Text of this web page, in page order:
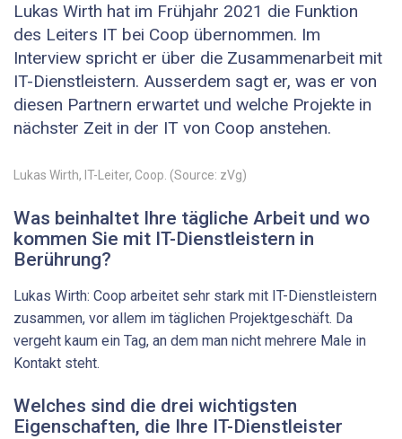
​Lukas Wirth hat im Frühjahr 2021 die Funktion
des Leiters IT bei Coop übernommen. Im
Interview spricht er über die ­Zusammenarbeit mit
IT-Dienstleistern. Ausserdem sagt er, was er von
diesen Partnern erwartet und welche Projekte in
nächster Zeit in der IT von Coop anstehen.
Lukas Wirth, IT-Leiter, Coop. (Source: zVg)
Was beinhaltet Ihre tägliche Arbeit und wo
kommen Sie mit IT-Dienstleistern in
Berührung?
Lukas Wirth: Coop arbeitet sehr stark mit IT-Dienstleistern
zusammen, vor allem im täglichen Projektgeschäft. Da
vergeht kaum ein Tag, an dem man nicht mehrere Male in
Kontakt steht.
Welches sind die drei wichtigsten
Eigenschaften, die Ihre IT-Dienstleister